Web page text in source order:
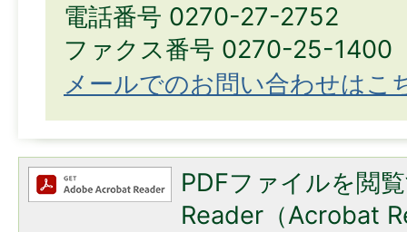
電話番号 0270-27-2752
ファクス番号 0270-25-1400
メールでのお問い合わせはこ
PDFファイルを閲
Reader（Acrobat